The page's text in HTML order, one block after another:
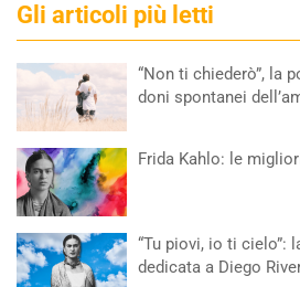
Gli articoli più letti
“Non ti chiederò”, la
doni spontanei
Frida Kahlo: le
“Tu piovi, io ti cielo”:
dedicata a Diego